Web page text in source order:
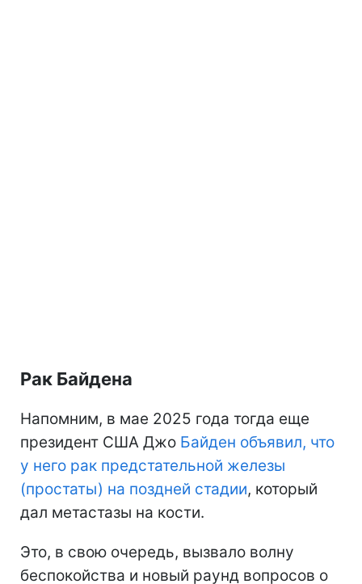
Рак Байдена
Напомним, в мае 2025 года тогда еще
президент США Джо Байден объявил, что
у него рак предстательной железы
(простаты) на поздней стадии, который
дал метастазы на кости.
Это, в свою очередь, вызвало волну
беспокойства и новый раунд вопросов о